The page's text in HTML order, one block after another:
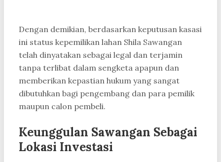
Dengan demikian, berdasarkan keputusan kasasi
ini status kepemilikan lahan Shila Sawangan
telah dinyatakan sebagai legal dan terjamin
tanpa terlibat dalam sengketa apapun dan
memberikan kepastian hukum yang sangat
dibutuhkan bagi pengembang dan para pemilik
maupun calon pembeli.
Keunggulan Sawangan Sebagai
Lokasi Investasi